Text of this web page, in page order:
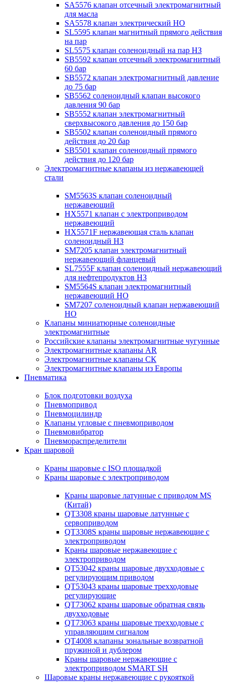
SA5576 клапан отсечный электромагнитный
для масла
SA5578 клапан электрический НО
SL5595 клапан магнитный прямого действия
на пар
SL5575 клапан соленоидный на пар НЗ
SB5592 клапан отсечный электромагнитный
60 бар
SB5572 клапан электромагнитный давление
до 75 бар
SB5562 соленоидный клапан высокого
давления 90 бар
SB5552 клапан электромагнитный
сверхвысокого давления до 150 бар
SB5502 клапан соленоидный прямого
действия до 20 бар
SB5501 клапан соленоидный прямого
действия до 120 бар
Электромагнитные клапаны из нержавеющей
стали
SM5563S клапан соленоидный
нержавеющий
HX5571 клапан с электроприводом
нержавеющий
HX5571F нержавеющая сталь клапан
соленоидный НЗ
SM7205 клапан электромагнитный
нержавеющий фланцевый
SL7555F клапан соленоидный нержавеющий
для нефтепродуктов НЗ
SM5564S клапан электромагнитный
нержавеющий НО
SM7207 соленоидный клапан нержавеющий
НО
Клапаны миниатюрные соленоидные
электромагнитные
Российские клапаны электромагнитные чугунные
Электромагнитные клапаны AR
Электромагнитные клапаны СК
Электромагнитные клапаны из Европы
Пневматика
Блок подготовки воздуха
Пневмопривод
Пневмоцилиндр
Клапаны угловые с пневмоприводом
Пневмовибратор
Пневмораспределители
Кран шаровой
Краны шаровые с ISO площадкой
Краны шаровые с электроприводом
Краны шаровые латунные с приводом MS
(Китай)
QT3308 краны шаровые латунные с
сервоприводом
QT3308S краны шаровые нержавеющие с
электроприводом
Краны шаровые нержавеющие с
электроприводом
QT53042 краны шаровые двухходовые с
регулирующим приводом
QT53043 краны шаровые трехходовые
регулирующие
QT73062 краны шаровые обратная связь
двухходовые
QT73063 краны шаровые трехходовые с
управляющим сигналом
QT4008 клапаны зональные возвратной
пружиной и дублером
Краны шаровые нержавеющие с
электроприводом SMART SH
Шаровые краны нержавеющие с рукояткой